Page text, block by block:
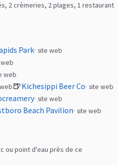
2 crèmeries, 2 plages, 1 restaurant
Park site web
web
🍺Kichesippi Beer Co site web
site web
Beach Pavilion site web
ou point d'eau près de ce